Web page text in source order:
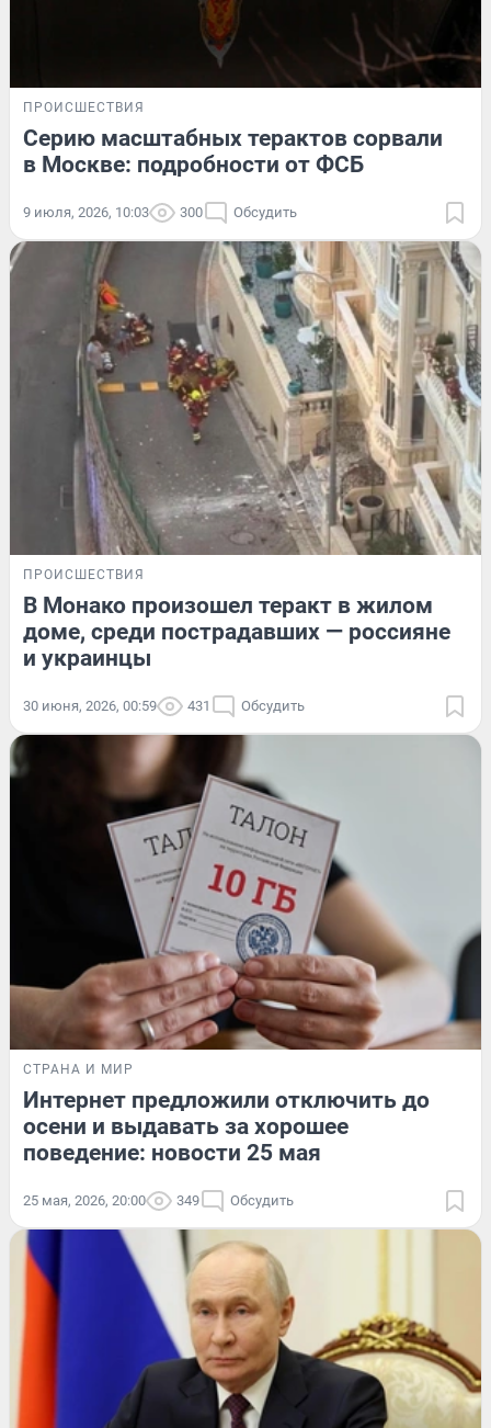
ПРОИСШЕСТВИЯ
Серию масштабных терактов сорвали
в Москве: подробности от ФСБ
9 июля, 2026, 10:03 300 Обсудить
ПРОИСШЕСТВИЯ
В Монако произошел теракт в жилом
доме, среди пострадавших — россияне
и украинцы
30 июня, 2026, 00:59 431 Обсудить
СТРАНА И МИР
Интернет предложили отключить до
осени и выдавать за хорошее
поведение: новости 25 мая
25 мая, 2026, 20:00 349 Обсудить